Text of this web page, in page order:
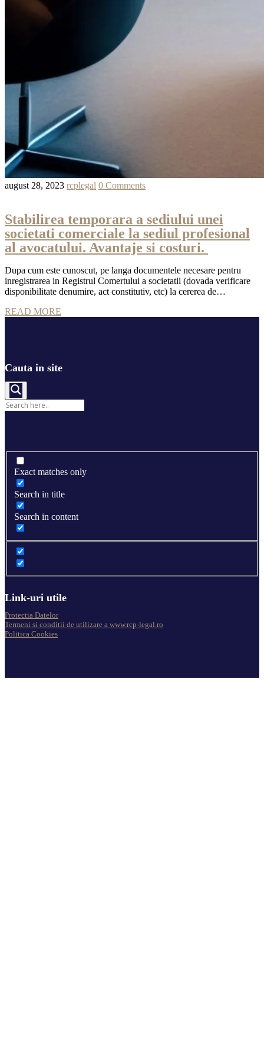
august 28, 2023 rcplegal 0 Comments
Stabilirea temporara a sediului unei
societati comerciale la sediul profesional
al avocatului. Avantaje si costuri.
Dupa cum este cunoscut, pe langa documentele necesare pentru
inregistrarea in Registrul Comertului a societatii (dovada verificare
disponibilitate denumire, act constitutiv, etc) la cererea de…
READ MORE
Cauta in site
Exact matches only
Search in title
Search in content
Link-uri utile
Protectia Datelor
Termeni si conditii de utilizare a www.rcp-legal.ro
Politica Cookies